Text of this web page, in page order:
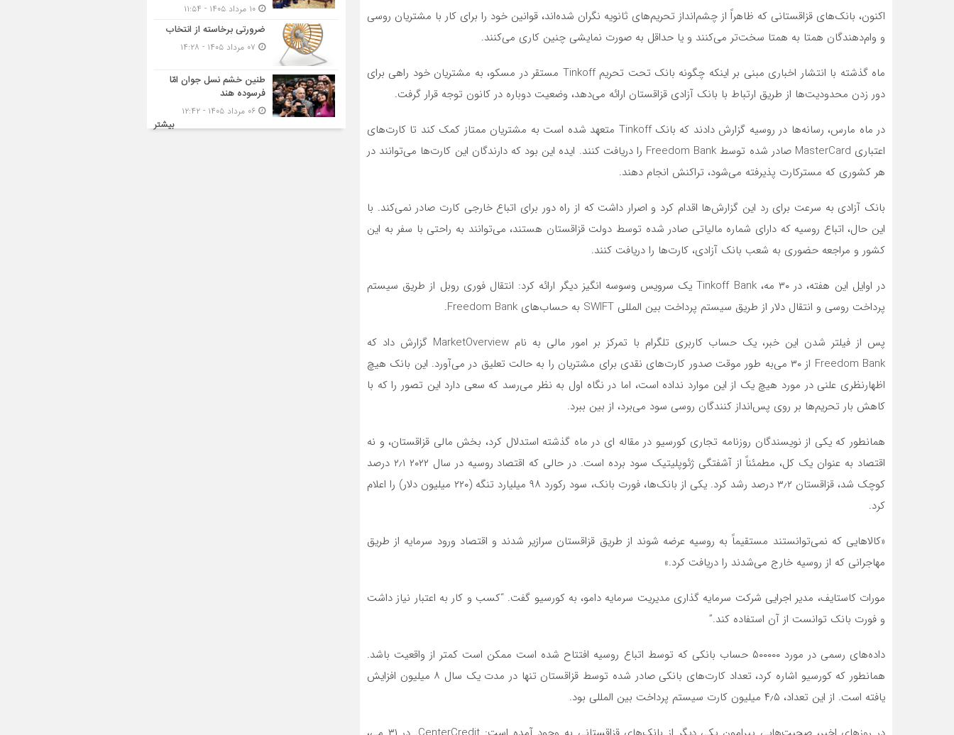
اکنون، بانک‌های قزاقستانی که ظاهراً از چشم‌انداز تحریم‌های ثانویه نگران شده‌اند، قوانین خود را برای کار با مشتریان روسی
و وام‌دهندگان همتا به همتا سخت‌تر می‌کنند و یا حداقل به صورت نمایشی چنین کاری می‌کنند.
ماه گذشته با انتشار اخباری مبنی بر اینکه چگونه بانک تحت تحریم Tinkoff مستقر در مسکو، به مشتریان خود راهی برای
دور زدن محدودیت‌ها از طریق ارتباط با بانک آزادی قزاقستان ارائه می‌دهد، وضعیت دوباره در کانون توجه قرار گرفت.
در ماه مارس، رسانه‌ها در روسیه گزارش دادند که بانک Tinkoff متعهد شده است به مشتریان ممتاز کمک کند تا کارت‌های
اعتباری MasterCard صادر شده توسط Freedom Bank را دریافت کنند. ایده این بود که دارندگان این کارت‌ها می‌توانند در
هر کشوری که مسترکارت پذیرفته می‌شود، تراکنش انجام دهند.
بانک آزادی به سرعت برای رد این گزارش‌ها اقدام کرد و اصرار داشت که از راه دور برای اتباع خارجی کارت صادر نمی‌کند. با
این حال، اتباع روسیه که دارای شماره مالیاتی صادر شده توسط دولت قزاقستان هستند،‌ می‌توانند به راحتی با سفر به این
کشور و مراجعه حضوری به شعب بانک آزادی، کارت‌ها را دریافت کنند.
در اوایل این هفته، در ۳۰ مه، Tinkoff Bank یک سرویس وسوسه انگیز دیگر ارائه کرد: انتقال فوری روبل از طریق سیستم
پرداخت روسی و انتقال دلار از طریق سیستم پرداخت بین المللی SWIFT به حساب‌های Freedom Bank.
پس از فیلتر شدن این خبر، یک حساب کاربری تلگرام با تمرکز بر امور مالی به نام MarketOverview گزارش داد که
Freedom Bank از ۳۰‌ می‌به طور موقت صدور کارت‌های نقدی برای مشتریان را به حالت تعلیق در‌ می‌آورد. این بانک هیچ
اظهارنظری علنی در مورد هیچ یک از این موارد نداده است، اما در نگاه اول به نظر‌ می‌رسد که سعی دارد این تصور را که با
کاهش بار تحریم‌ها بر روی پس‌انداز کنندگان روسی سود‌ می‌برد، از بین ببرد.
همانطور که یکی از نویسندگان روزنامه تجاری کورسیو در مقاله ای در ماه گذشته استدلال کرد، بخش مالی قزاقستان، و نه
اقتصاد به عنوان یک کل، مطمئناً از آشفتگی ژئوپلیتیک سود برده است. در حالی که اقتصاد روسیه در سال ۲۰۲۲ ۲٫۱ درصد
کوچک شد، قزاقستان ۳٫۲ درصد رشد کرد. یکی از بانک‌ها، فورت بانک، سود رکورد ۹۸ میلیارد تنگه (۲۲۰ میلیون دلار) را اعلام
کرد.
«کالاهایی که نمی‌توانستند مستقیماً به روسیه عرضه شوند از طریق قزاقستان سرازیر شدند و اقتصاد ورود سرمایه از طریق
مهاجرانی که از روسیه خارج می‌شدند را دریافت کرد.»
مورات کاستایف، مدیر اجرایی شرکت سرمایه گذاری مدیریت سرمایه دامو، به کورسیو گفت. “کسب و کار به اعتبار نیاز داشت
و فورت بانک توانست از آن استفاده کند.”
داده‌های رسمی در مورد ۵۰۰۰۰۰ حساب بانکی که توسط اتباع روسیه افتتاح شده است ممکن است کمتر از واقعیت باشد.
همانطور که کورسیو اشاره کرد، تعداد کارت‌های بانکی صادر شده توسط قزاقستان تنها در مدت یک سال ۸ میلیون افزایش
یافته است. از این تعداد، ۴٫۵ میلیون کارت سیستم پرداخت بین المللی بود.
ضرورتی برخاسته از انتخاب
طنین خشم نسل جوان امّا
فرسوده هند
بیشتر